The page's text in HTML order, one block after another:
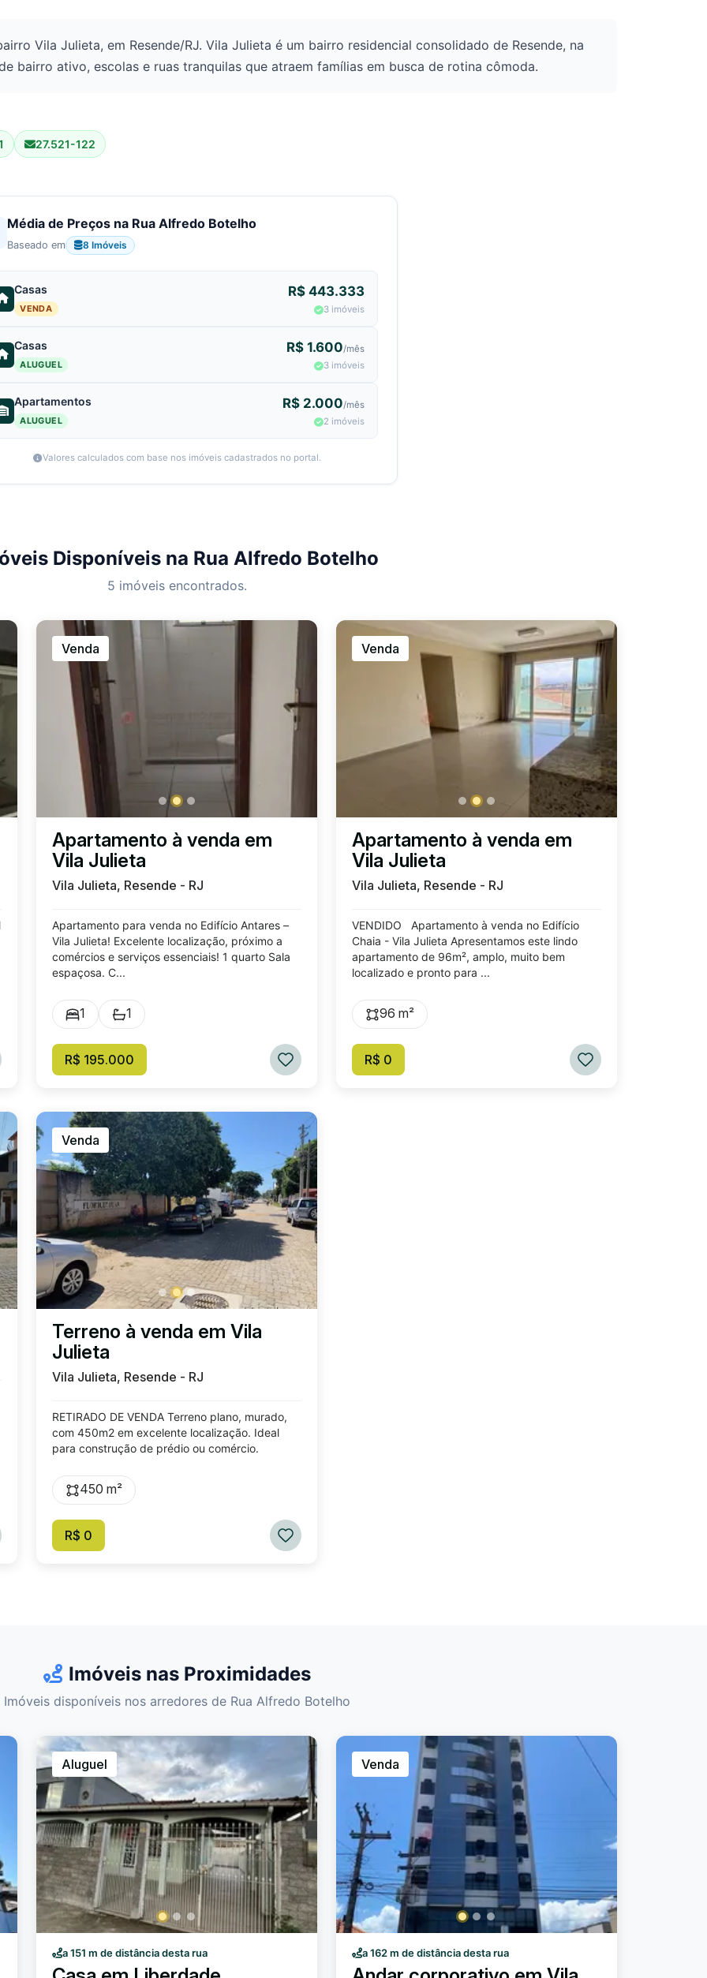
Vila Julieta, em Resende/RJ. Vila Julieta é um bairro residencial consolidado de Resende, na
bairro ativo, escolas e ruas tranquilas que atraem famílias em busca de rotina cômoda.
27.521-122
Média de Preços na Rua Alfredo Botelho
Baseado em 8 Imóveis
Casas
VENDA
R$ 443.333
3 imóveis
Casas
ALUGUEL
R$ 1.600/mês
3 imóveis
Apartamentos
ALUGUEL
R$ 2.000/mês
2 imóveis
Valores calculados com base nos imóveis cadastrados no portal.
Disponíveis na Rua Alfredo Botelho
5 imóveis encontrados.
Venda
Apartamento à venda em
Vila Julieta
Vila Julieta, Resende - RJ
Apartamento para venda no Edifício Antares –
Vila Julieta! Excelente localização, próximo a
comércios e serviços essenciais! 1 quarto Sala
espaçosa. C...
1 1
R$ 195.000
Venda
Apartamento à venda em
Vila Julieta
Vila Julieta, Resende - RJ
VENDIDO Apartamento à venda no Edifício
Chaia - Vila Julieta Apresentamos este lindo
apartamento de 96m², amplo, muito bem
localizado e pronto para ...
96 m²
R$ 0
Venda
Terreno à venda em Vila
Julieta
Vila Julieta, Resende - RJ
RETIRADO DE VENDA Terreno plano, murado,
com 450m2 em excelente localização. Ideal
para construção de prédio ou comércio.
450 m²
R$ 0
Imóveis nas Proximidades
Imóveis disponíveis nos arredores de Rua Alfredo Botelho
Aluguel
a 151 m de distância desta rua
Venda
a 162 m de distância desta rua